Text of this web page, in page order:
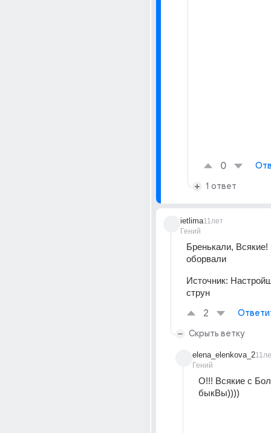
0
1 ответ
ietlima
Гений
11лет
Бренькали, Всякие!
оборвали
Источник:
струн
2
Скрыть ветку
elena_elenkova_2
Гений
О!!! Всякие с
быкВы))))